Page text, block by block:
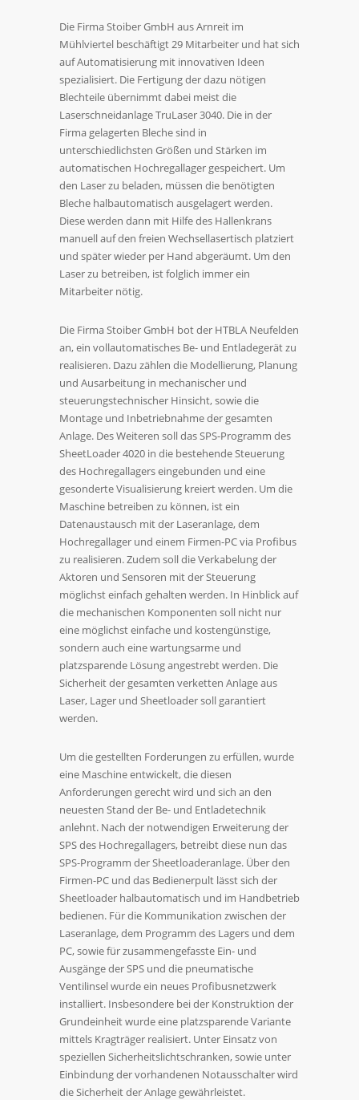
Die Firma Stoiber GmbH aus Arnreit im
Mühlviertel beschäftigt 29 Mitarbeiter und hat sich
auf Automatisierung mit innovativen Ideen
spezialisiert. Die Fertigung der dazu nötigen
Blechteile übernimmt dabei meist die
Laserschneidanlage TruLaser 3040. Die in der
Firma gelagerten Bleche sind in
unterschiedlichsten Größen und Stärken im
automatischen Hochregallager gespeichert. Um
den Laser zu beladen, müssen die benötigten
Bleche halbautomatisch ausgelagert werden.
Diese werden dann mit Hilfe des Hallenkrans
manuell auf den freien Wechsellasertisch platziert
und später wieder per Hand abgeräumt. Um den
Laser zu betreiben, ist folglich immer ein
Mitarbeiter nötig.
Die Firma Stoiber GmbH bot der HTBLA Neufelden
an, ein vollautomatisches Be- und Entladegerät zu
realisieren. Dazu zählen die Modellierung, Planung
und Ausarbeitung in mechanischer und
steuerungstechnischer Hinsicht, sowie die
Montage und Inbetriebnahme der gesamten
Anlage. Des Weiteren soll das SPS-Programm des
SheetLoader 4020 in die bestehende Steuerung
des Hochregallagers eingebunden und eine
gesonderte Visualisierung kreiert werden. Um die
Maschine betreiben zu können, ist ein
Datenaustausch mit der Laseranlage, dem
Hochregallager und einem Firmen-PC via Profibus
zu realisieren. Zudem soll die Verkabelung der
Aktoren und Sensoren mit der Steuerung
möglichst einfach gehalten werden. In Hinblick auf
die mechanischen Komponenten soll nicht nur
eine möglichst einfache und kostengünstige,
sondern auch eine wartungsarme und
platzsparende Lösung angestrebt werden. Die
Sicherheit der gesamten verketten Anlage aus
Laser, Lager und Sheetloader soll garantiert
werden.
Um die gestellten Forderungen zu erfüllen, wurde
eine Maschine entwickelt, die diesen
Anforderungen gerecht wird und sich an den
neuesten Stand der Be- und Entladetechnik
anlehnt. Nach der notwendigen Erweiterung der
SPS des Hochregallagers, betreibt diese nun das
SPS-Programm der Sheetloaderanlage. Über den
Firmen-PC und das Bedienerpult lässt sich der
Sheetloader halbautomatisch und im Handbetrieb
bedienen. Für die Kommunikation zwischen der
Laseranlage, dem Programm des Lagers und dem
PC, sowie für zusammengefasste Ein- und
Ausgänge der SPS und die pneumatische
Ventilinsel wurde ein neues Profibusnetzwerk
installiert. Insbesondere bei der Konstruktion der
Grundeinheit wurde eine platzsparende Variante
mittels Kragträger realisiert. Unter Einsatz von
speziellen Sicherheitslichtschranken, sowie unter
Einbindung der vorhandenen Notausschalter wird
die Sicherheit der Anlage gewährleistet.